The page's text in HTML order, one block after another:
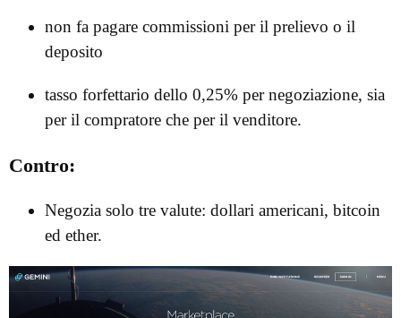
non fa pagare commissioni per il prelievo o il
deposito
tasso forfettario dello 0,25% per negoziazione, sia
per il compratore che per il venditore.
Contro:
Negozia solo tre valute: dollari americani, bitcoin
ed ether.